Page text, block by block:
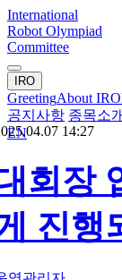
International
Robot Olympiad
Committee
IRO
GreetingAbout IRO
공지사항 종목소개
EN
14:27
회장
진행